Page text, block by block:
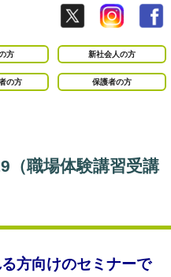
方 新社会人の方
の方 保護者の方
（職場体験講習受講
方向けのセミナーで